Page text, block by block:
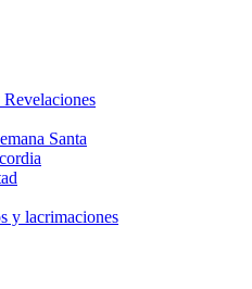
Santa
y lacrimaciones